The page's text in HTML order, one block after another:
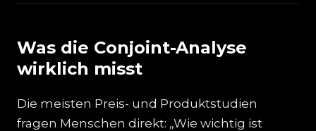
Was die Conjoint-Analyse
wirklich misst
Die meisten Preis- und Produktstudien
fragen Menschen direkt: „Wie wichtig ist